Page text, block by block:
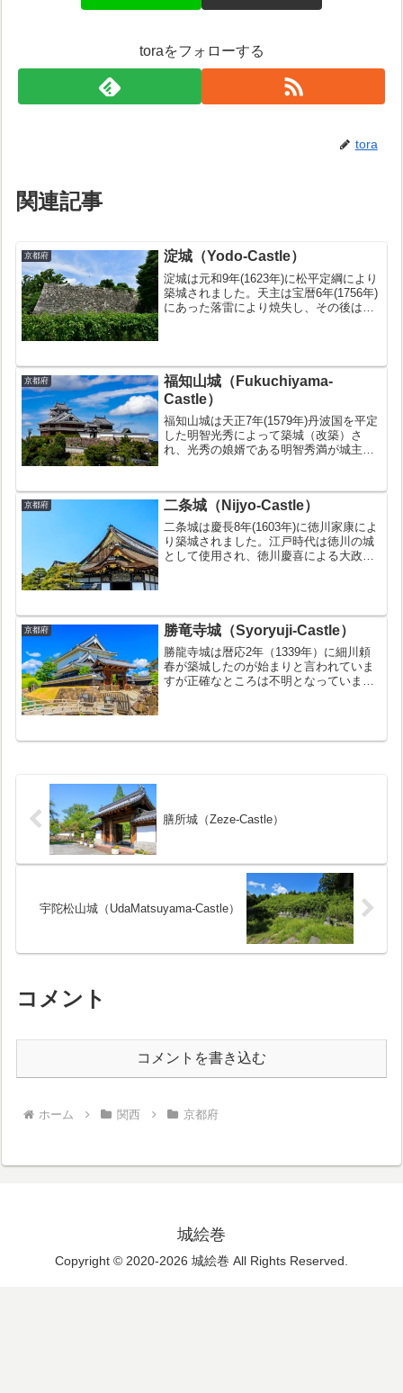
toraをフォローする
tora
関連記事
京都府 淀城（Yodo-Castle）
淀城は元和9年(1623年)に松平定綱により
築城されました。天主は宝暦6年(1756年)
にあった落雷により焼失し、その後は再
された事...
京都府
福知山城（Fukuchiyama-
Castle）
福知山城は天正7年(1579年)丹波国を平定
した明智光秀によって築城（改築）さ
れ、光秀の娘婿である明智秀満が城主と
城以降は約200年にわたり朽木氏が城を
治めまし...
京都府 二条城（Nijyo-Castle）
二条城は慶長8年(1603年)に徳川家康によ
り築城されました。江戸時代は徳川の城
として使用され、徳川慶喜による大政奉
条城天守ではありま...
京都府 勝竜寺城（Syoryuji-Castle）
勝龍寺城は暦応2年（1339年）に細川頼
春が築城したのが始まりと言われていま
すが正確なところは不明となっていま
年）には細川...
膳所城（Zeze-Castle）
宇陀松山城（UdaMatsuyama-Castle）
コメント
コメントを書き込む
ホーム 関西 京都府
城絵巻
Copyright © 2020-2026 城絵巻 All Rights Reserved.